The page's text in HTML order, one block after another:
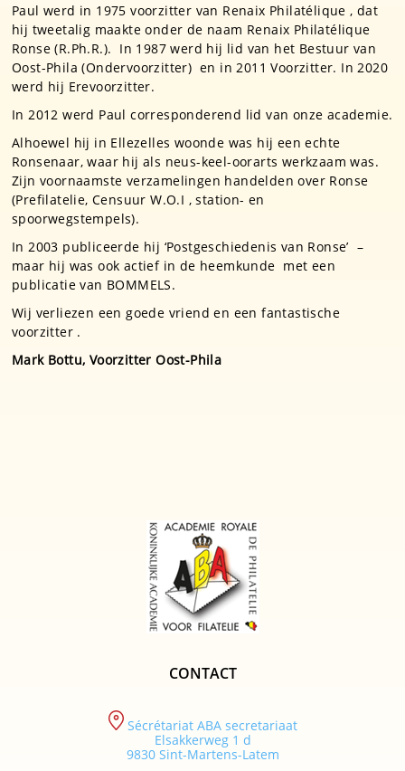
Paul werd in 1975 voorzitter van Renaix Philatélique , dat
hij tweetalig maakte onder de naam Renaix Philatélique
Ronse (R.Ph.R.). In 1987 werd hij lid van het Bestuur van
Oost-Phila (Ondervoorzitter) en in 2011 Voorzitter. In 2020
werd hij Erevoorzitter.
In 2012 werd Paul corresponderend lid van onze academie.
Alhoewel hij in Ellezelles woonde was hij een echte
Ronsenaar, waar hij als neus-keel-oorarts werkzaam was.
Zijn voornaamste verzamelingen handelden over Ronse
(Prefilatelie, Censuur W.O.I , station- en
spoorwegstempels).
In 2003 publiceerde hij ‘Postgeschiedenis van Ronse’ –
maar hij was ook actief in de heemkunde met een
publicatie van BOMMELS.
Wij verliezen een goede vriend en een fantastische
voorzitter .
Mark Bottu, Voorzitter Oost-Phila
CONTACT
Sécrétariat ABA secretariaat
Elsakkerweg 1 d
9830 Sint-Martens-Latem